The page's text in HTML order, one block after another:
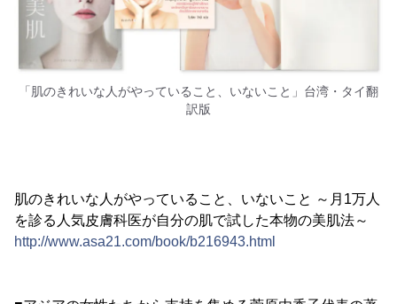
「肌のきれいな人がやっていること、いないこと」台湾・タイ翻
訳版
肌のきれいな人がやっていること、いないこと ～月1万人
を診る人気皮膚科医が自分の肌で試した本物の美肌法～
http://www.asa21.com/book/b216943.html